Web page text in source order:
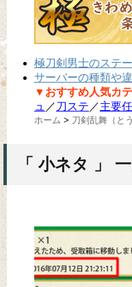
極刀剣男士のステ
サーバーの種類や
▼おすすめ人気カ
ュ ／ 刀ステ ／主要
ホーム > 刀剣乱舞（と
「 小ネタ 」